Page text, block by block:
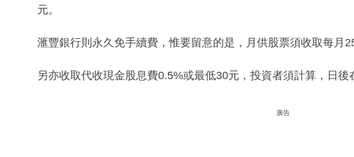
元。
滙豐銀行則永久免手續費，惟要留意的是，月供股票須收取每月
另亦收取代收現金股息費0.5%或最低30元，投資者須計算，日後
廣告